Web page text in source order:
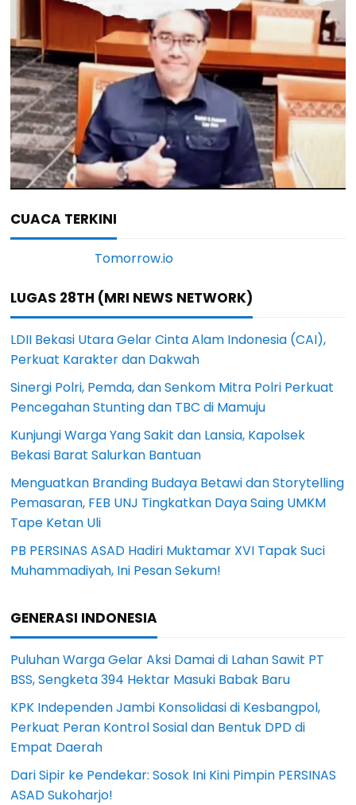
CUACA TERKINI
LUGAS 28TH (MRI NEWS NETWORK)
LDII Bekasi Utara Gelar Cinta Alam Indonesia (CAI),
Perkuat Karakter dan Dakwah
Sinergi Polri, Pemda, dan Senkom Mitra Polri Perkuat
Pencegahan Stunting dan TBC di Mamuju
Kunjungi Warga Yang Sakit dan Lansia, Kapolsek
Bekasi Barat Salurkan Bantuan
Menguatkan Branding Budaya Betawi dan Storytelling
Pemasaran, FEB UNJ Tingkatkan Daya Saing UMKM
Tape Ketan Uli
PB PERSINAS ASAD Hadiri Muktamar XVI Tapak Suci
Muhammadiyah, Ini Pesan Sekum!
GENERASI INDONESIA
Puluhan Warga Gelar Aksi Damai di Lahan Sawit PT
BSS, Sengketa 394 Hektar Masuki Babak Baru
KPK Independen Jambi Konsolidasi di Kesbangpol,
Perkuat Peran Kontrol Sosial dan Bentuk DPD di
Empat Daerah
Dari Sipir ke Pendekar: Sosok Ini Kini Pimpin PERSINAS
ASAD Sukoharjo!